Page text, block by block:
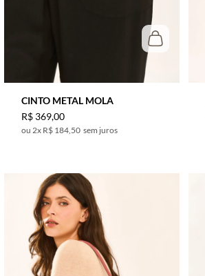
CINTO METAL MOLA
R$ 369,00
2x R$ 184,50 sem juros